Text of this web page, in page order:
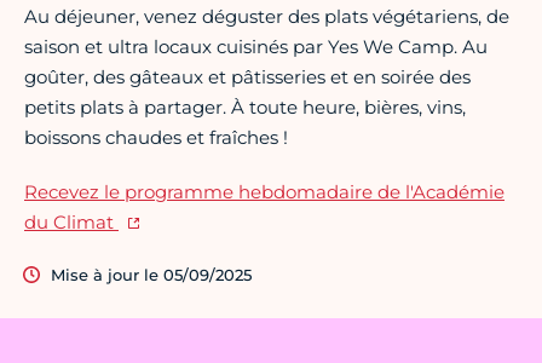
Au déjeuner, venez déguster des plats végétariens, de
saison et ultra locaux cuisinés par Yes We Camp. Au
goûter, des gâteaux et pâtisseries et en soirée des
petits plats à partager. À toute heure, bières, vins,
boissons chaudes et fraîches !
Recevez le programme hebdomadaire de l'Académie
du Climat
Mise à jour le 05/09/2025